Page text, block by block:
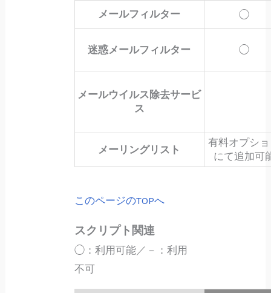
メールフィルター ◯
迷惑メールフィルター ◯
メールウイルス除去サービ
ス
メーリングリスト
有料オプシ
にて追加可
このページのTOPへ
スクリプト関連
◯：利用可能／－：利用
不可